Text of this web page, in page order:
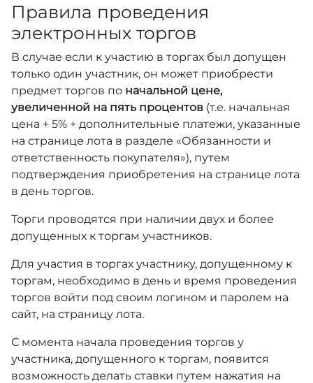
Правила проведения
электронных торгов
В случае если к участию в торгах был допущен
только один участник, он может приобрести
предмет торгов по начальной цене,
увеличенной на пять процентов (т.е. начальная
цена + 5% + дополнительные платежи, указанные
на странице лота в разделе «Обязанности и
ответственность покупателя»), путем
подтверждения приобретения на странице лота
в день торгов.
Торги проводятся при наличии двух и более
допущенных к торгам участников.
Для участия в торгах участнику, допущенному к
торгам, необходимо в день и время проведения
торгов войти под своим логином и паролем на
сайт, на страницу лота.
С момента начала проведения торгов у
участника, допущенного к торгам, появится
возможность делать ставки путем нажатия на